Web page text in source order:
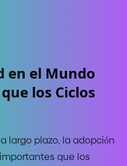
en el Mundo
los Ciclos
largo plazo, la adopción
que los